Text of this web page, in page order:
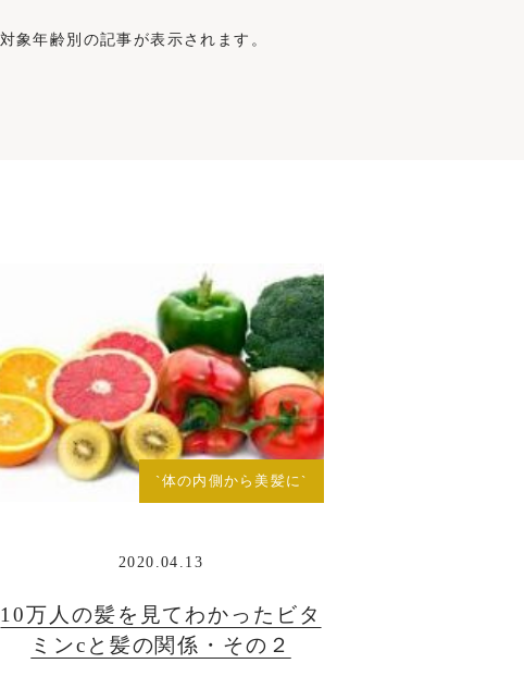
象年齢別の記事が表示されます。
`体の内側から美髪に`
2020.04.13
10万人の髪を見てわかったビタ
ミンcと髪の関係・その２